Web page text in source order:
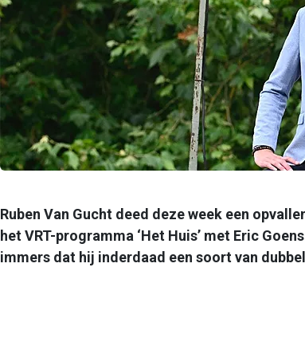
Ruben Van Gucht deed deze week een
het VRT-programma ‘Het Huis’ met Eric
immers dat hij inderdaad een soort van